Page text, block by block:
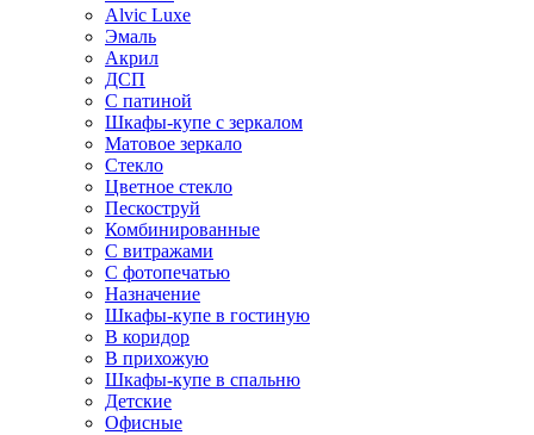
Alvic Luxe
Эмаль
Акрил
ДСП
С патиной
Шкафы-купе с зеркалом
Матовое зеркало
Стекло
Цветное стекло
Пескоструй
Комбинированные
С витражами
С фотопечатью
Назначение
Шкафы-купе в гостиную
В коридор
В прихожую
Шкафы-купе в спальню
Детские
Офисные